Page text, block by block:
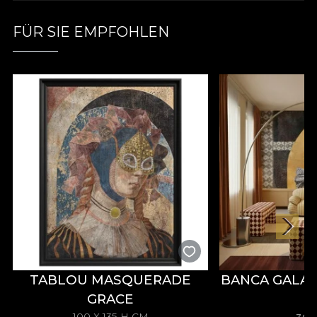
Ästhetik wird. Jeder Raum, der mit unseren
Atmosphäre des zeitgenössischen Luxus,
meisterhaft illustriert von den Designern von
House of VLAdiLA. Hier erwachen die neu
interpretierten Formen zum Leben. So wird ein
subtiler Tanz der Dimensionen beschrieben, und
die Überlagerungen von Transparenzen und
Texturen schaffen ein hypnotisches visuelles
Erlebnis. Die abstrakten geometrischen Formen
treffen sich und verflechten sich, trennen sich und
treffen sich wieder. Dieser ästhetische Hin und Her
symbolisiert die Zyklizität der Kunst. Und, in der
Verlängerung, die Zyklizität und kontinuierliche
transformative Kraft des Lebens. Die Farbpalette
öffnet Türen zu einem Reich des Ausdrucks,
bereichert von zarten und pastellfarbenen
FÜR SIE EMPFOHLEN
TABLOU MASQUERADE
GRACE
BANCA